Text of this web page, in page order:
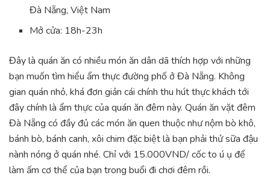
Đà Nẵng, Việt Nam
Mở cửa: 18h-23h
Đây là quán ăn có nhiều món ăn dân dã thích hợp với những
bạn muốn tìm hiểu ẩm thực đường phố ở Đà Nẵng. Không
gian quán nhỏ, khá đơn giản cái chính thu hút thực khách tới
đây chính là ẩm thực của quán ăn đêm này. Quán ăn vặt đêm
Đà Nẵng có đầy đủ các món ăn quen thuộc như nộm bò khô,
bánh bò, bánh canh, xôi chim đặc biệt là bạn phải thử sữa đậu
nành nóng ở quán nhé. Chỉ với 15.000VND/ cốc to ú ụ để
làm ấm cơ thể của bạn trong buổi đi chơi đêm rồi.